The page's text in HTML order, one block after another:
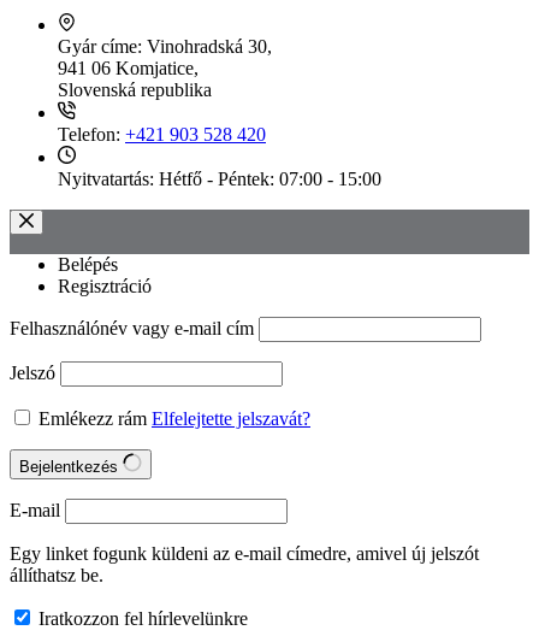
Gyár címe: Vinohradská 30,
941 06 Komjatice,
Slovenská republika
Telefon: +421 903 528 420
Nyitvatartás: Hétfő - Péntek: 07:00 - 15:00
Belépés
Regisztráció
Felhasználónév vagy e-mail cím
Jelszó
Emlékezz rám Elfelejtette jelszavát?
Bejelentkezés
E-mail
Egy linket fogunk küldeni az e-mail címedre, amivel új jelszót
állíthatsz be.
Iratkozzon fel hírlevelünkre